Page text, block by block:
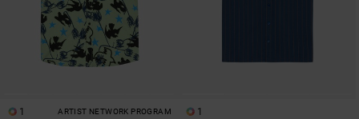
1 ARTIST NETWORK PROGRAM 1